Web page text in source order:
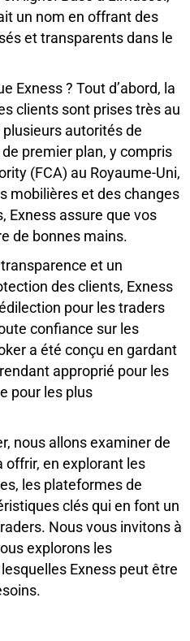
un nom en offrant des
et transparents dans le
Exness ? Tout d’abord, la
clients sont prises très au
autorités de
premier plan, y compris
(FCA) au Royaume-Uni,
mobilières et des changes
Exness assure que vos
de bonnes mains.
et un
des clients, Exness
pour les traders
confiance sur les
a été conçu en gardant
approprié pour les
pour les plus
nous allons examiner de
offrir, en explorant les
les plateformes de
clés qui en font un
Nous vous invitons à
explorons les
Exness peut être